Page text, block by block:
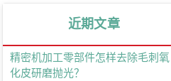
近期文章
精密机加工零部件怎样去除毛刺氧
化皮研磨抛光？